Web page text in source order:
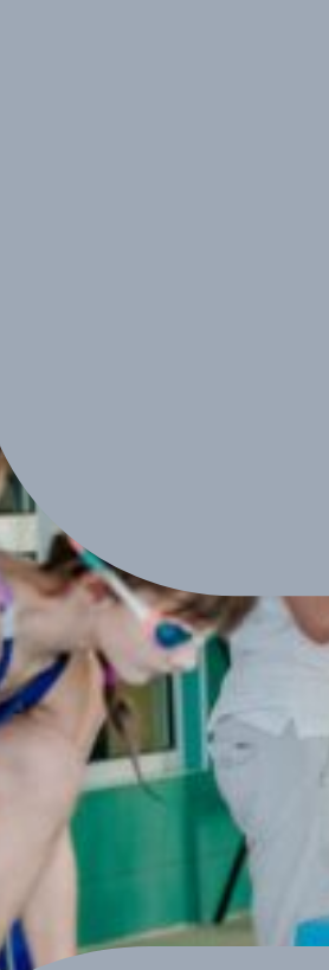
liczymy na waszą
i świetną sportową